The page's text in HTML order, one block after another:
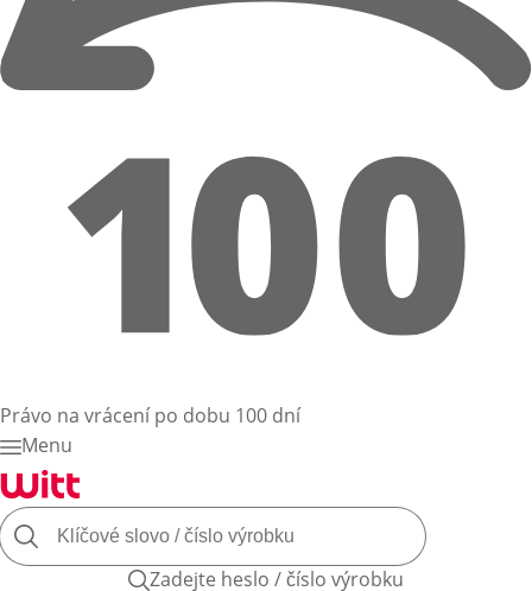
Právo na vrácení po dobu 100 dní
Menu
Zadejte heslo / číslo výrobku